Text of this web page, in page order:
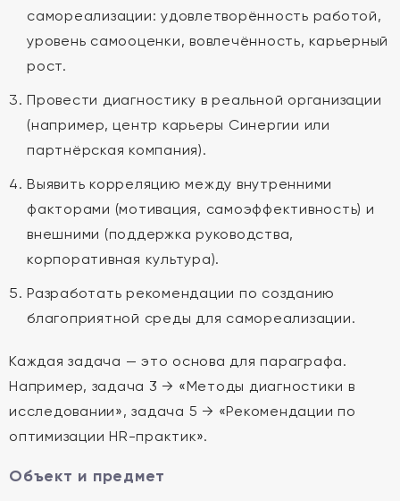
самореализации: удовлетворённость работой,
уровень самооценки, вовлечённость, карьерный
рост.
Провести диагностику в реальной организации
(например, центр карьеры Синергии или
партнёрская компания).
Выявить корреляцию между внутренними
факторами (мотивация, самоэффективность) и
внешними (поддержка руководства,
корпоративная культура).
Разработать рекомендации по созданию
благоприятной среды для самореализации.
Каждая задача — это основа для параграфа.
Например, задача 3 → «Методы диагностики в
исследовании», задача 5 → «Рекомендации по
оптимизации HR-практик».
Объект и предмет